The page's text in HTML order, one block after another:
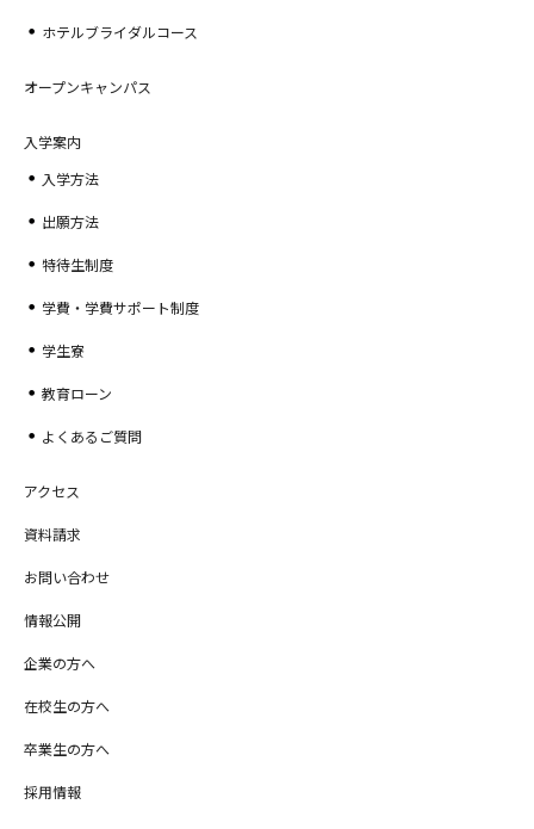
ホテルブライダルコース
オープンキャンパス
入学案内
入学方法
出願方法
特待生制度
学費・学費サポート制度
学生寮
教育ローン
よくあるご質問
アクセス
資料請求
お問い合わせ
情報公開
企業の方へ
在校生の方へ
卒業生の方へ
採用情報